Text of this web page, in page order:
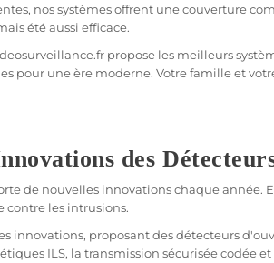
nos systèmes offrent une couverture
été aussi efficace.
propose les meilleurs
pour une ère moderne. Votre famille et
des
de nouvelles innovations chaque année.
contre les intrusions.
innovations, proposant des détecteurs
ILS, la transmission sécuriséecodéeet